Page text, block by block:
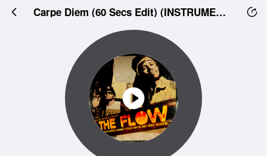
Carpe Diem (60 Secs Edit) (INSTRUMENTAL)